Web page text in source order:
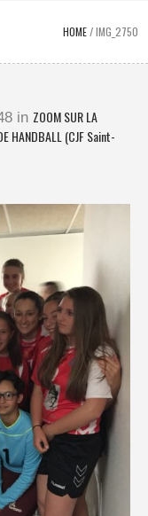
HOME/IMG_2750
in ZOOM SUR LA
HANDBALL (CJF Saint-